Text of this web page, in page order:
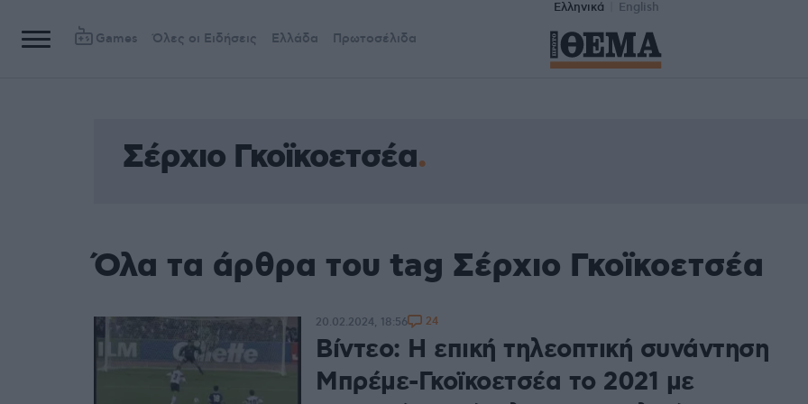
Ελληνικά English
Games Όλες οι Ειδήσεις Ελλάδα Πρωτοσέλιδα
Σέρχιο Γκοϊκοετσέα
Όλα τα άρθρα του tag Σέρχιο Γκοϊκοετσέα
Βίντεο: Η επική τηλεοπτική συνάντηση
Μπρέμε-Γκοϊκοετσέα το 2021 με
20.02.2024, 18:56 24